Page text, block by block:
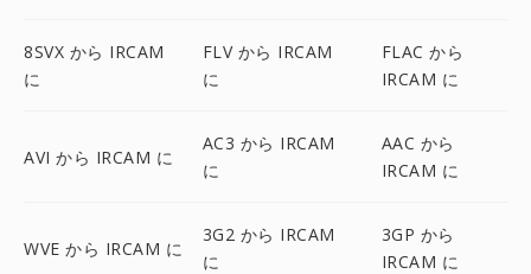
8SVX から IRCAM
に
FLV から IRCAM
に
FLAC から
IRCAM に
AVI から IRCAM に
AC3 から IRCAM
に
AAC から
IRCAM に
WVE から IRCAM に
3G2 から IRCAM
に
3GP から
IRCAM に